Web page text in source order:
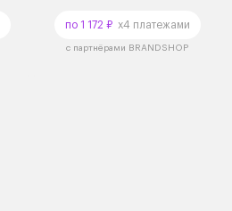
по 1 172 ₽x4 платежами
с партнёрами BRANDSHOP